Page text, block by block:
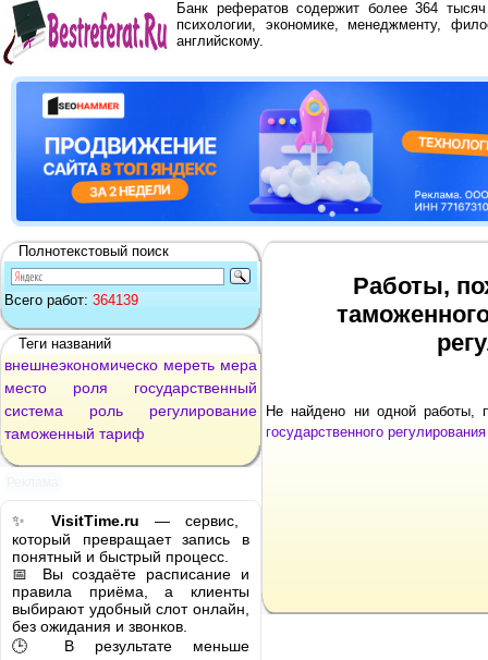
Банк рефератов содержит более 364
психологии, экономике, менеджменту,
английскому.
Полнотекстовый поиск
Всего работ: 364139
Теги названий
внешнеэкономическо мереть мера
место
роля
государственный
система
роль
регулирование
таможенный тариф
✨ VisitTime.ru — сервис,
который превращает запись в
понятный и быстрый процесс.
📅 Вы создаёте расписание и
правила приёма, а клиенты
выбирают удобный слот онлайн,
без ожидания и звонков.
🕒 В результате меньше
Работы,
Не найдено ни одной работы,
государственного